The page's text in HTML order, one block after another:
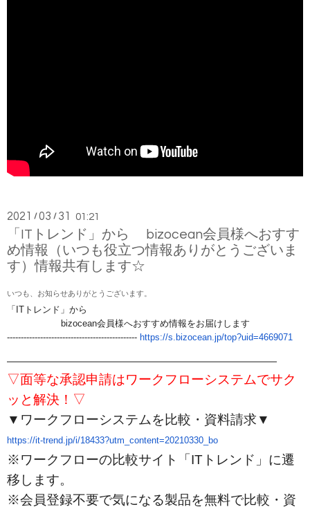
2021 /03 / 31 01:21
「ITトレンド」から bizocean会員様へおすす
め情報（いつも役立つ情報ありがとうございま
す）情報共有します☆
いつも、お知らせありがとうございます。
「ITトレンド」から
bizocean会員様へおすすめ情報をお届けします
----------------------------------------------- https://s.bizocean.jp/top?uid=4669071
━━━━━━━━━━━━━━━━━━━━━━━━━━━━━━
▽面等な承認申請はワークフローシステムでサク
ッと解決！▽
▼ワークフローシステムを比較・資料請求▼
https://it-trend.jp/i/18433?utm_content=20210330_bo
※ワークフローの比較サイト「ITトレンド」に遷
移します。
※会員登録不要で気になる製品を無料で比較・資